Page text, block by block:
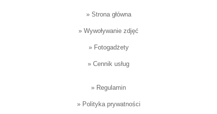
» Strona główna
» Wywoływanie zdjęć
» Fotogadżety
» Cennik usług
» Regulamin
» Polityka prywatności